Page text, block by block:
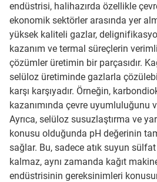
endüstrisi, halihazırda özellikle
ekonomik sektörler arasında yer
yüksek kaliteli gazlar,
kazanım ve termal süreçlerin
çözümler üretimin bir parçasıdır.
selüloz üretiminde gazlarla
karşı karşıyadır. Örneğin,
kazanımında çevre uyumluluğunu
Ayrıca, selüloz susuzlaştırma ve
konusu olduğunda pH değerinin
sağlar. Bu, sadece atık suyun
kalmaz, aynı zamanda kağıt
endüstrisinin gereksinimleri